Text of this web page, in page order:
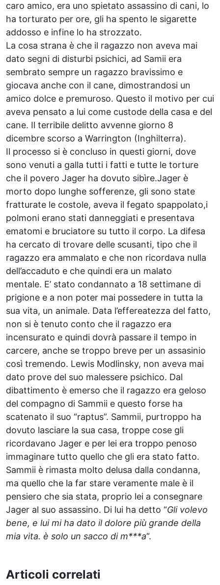
caro amico, era uno spietato assassino di cani, lo
ha torturato per ore, gli ha spento le sigarette
addosso e infine lo ha strozzato.
La cosa strana è che il ragazzo non aveva mai
dato segni di disturbi psichici, ad Samii era
sembrato sempre un ragazzo bravissimo e
giocava anche con il cane, dimostrandosi un
amico dolce e premuroso. Questo il motivo per cui
aveva pensato a lui come custode della casa e del
cane. Il terribile delitto avvenne giorno 8
dicembre scorso a Warrington (Inghilterra).
Il processo si è concluso in questi giorni, dove
sono venuti a galla tutti i fatti e tutte le torture
che il povero Jager ha dovuto sibìre.Jager è
morto dopo lunghe sofferenze, gli sono state
fratturate le costole, aveva il fegato spappolato,i
polmoni erano stati danneggiati e presentava
ematomi e bruciatore su tutto il corpo. La difesa
ha cercato di trovare delle scusanti, tipo che il
ragazzo era ammalato e che non ricordava nulla
dell’accaduto e che quindi era un malato
mentale. E’ stato condannato a 18 settimane di
prigione e a non poter mai possedere in tutta la
sua vita, un animale. Data l’effereatezza del fatto,
non si è tenuto conto che il ragazzo era
incensurato e quindi dovrà passare il tempo in
carcere, anche se troppo breve per un assasinio
così tremendo. Lewis Modlinsky, non aveva mai
dato prove del suo malessere psichico. Dal
dibattimento è emerso che il ragazzo era geloso
del compagno di Sammii e questo forse ha
scatenato il suo “raptus”. Sammii, purtroppo ha
dovuto lasciare la sua casa, troppe cose gli
ricordavano Jager e per lei era troppo penoso
immaginare tutto quello che gli era stato fatto.
Sammii è rimasta molto delusa dalla condanna,
ma quello che la far stare veramente male è il
pensiero che sia stata, proprio lei a consegnare
Jager al suo assassino. Di lui ha detto “Gli volevo
bene, e lui mi ha dato il dolore più grande della
mia vita. è solo un sacco di m***a“.
Articoli correlati